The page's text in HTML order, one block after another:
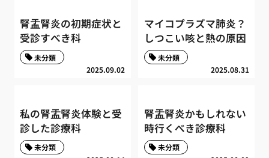
腎盂腎炎の初期症状と
受診すべき科
2025.09.02
未分類
マイコプラズマ肺炎？
しつこい咳と熱の原因
2025.08.31
未分類
私の腎盂腎炎体験と受
診した診療科
未分類
腎盂腎炎かもしれない
時行くべき診療科
未分類